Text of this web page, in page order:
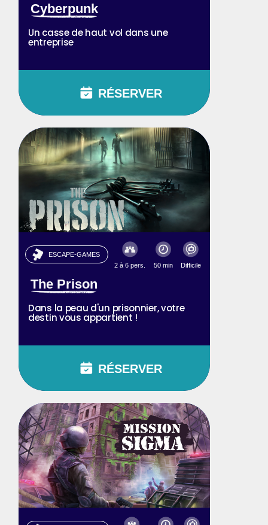
Cyberpunk
Un casse de haut vol dans une
entreprise
RÉSERVER
ESCAPE-GAMES
2 à 6 pers.
50 min Difficile
The Prison
Dans la peau d'un prisonnier, votre
destin vous appartient !
RÉSERVER